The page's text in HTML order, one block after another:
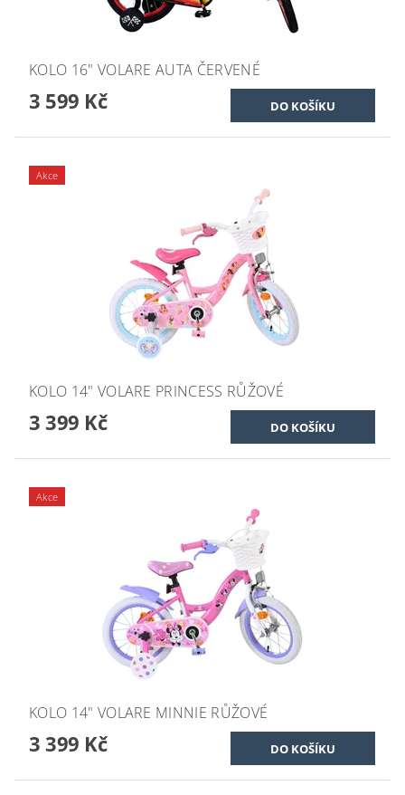
KOLO 16" VOLARE AUTA ČERVENÉ
3 599 Kč
Akce
KOLO 14" VOLARE PRINCESS RŮŽOVÉ
3 399 Kč
Akce
KOLO 14" VOLARE MINNIE RŮŽOVÉ
3 399 Kč